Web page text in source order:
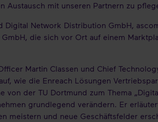
mit unseren Partnern zu
Network Distribution GmbH,
die sich vor Ort auf einem
Martin Classen und Chief
wie die Enreach Lösungen
von der TU Dortmund zum Thema
grundlegend verändern. Er
meistern und neue Geschäftsfelder